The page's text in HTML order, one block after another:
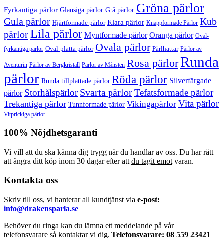
Fyrkantiga pärlor Glansiga pärlor Grå pärlor Gröna pärlor
Gula pärlor Hjärtformade pärlor Klara pärlor Knappformade Pärlor Kub
pärlorLila pärlor Myntformade pärlor Oranga pärlor Oval-
fyrkantiga pärlor Oval-platta pärlor Ovala pärlor Pärlhattar Pärlor av
Aventurin Pärlor av Bergkristall Pärlor av Månsten Rosa pärlorRunda
pärlor Runda tillplattade pärlor Röda pärlor Silverfärgade
pärlor Storhålspärlor Svarta pärlorTefatsformade pärlor
Trekantiga pärlor Tunnformade pärlor Vikingapärlor Vita pärlor
Vitprickiga pärlor
100% Nöjdhetsgaranti
Vi vill att du ska känna dig trygg när du handlar av oss. Du har rätt
att ångra ditt köp inom 30 dagar efter att du tagit emot varan.
Kontakta oss
Skriv till oss, vi hanterar all kundtjänst via e-post:
info@drakensparla.se
Behöver du ringa kan du lämna ett meddelande på vår
telefonsvarare så kontaktar vi dig. Telefonsvarare: 08 559 23421